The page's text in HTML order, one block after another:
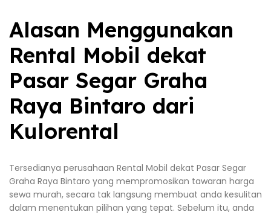
Alasan Menggunakan
Rental Mobil dekat
Pasar Segar Graha
Raya Bintaro dari
Kulorental
Tersedianya perusahaan Rental Mobil dekat Pasar Segar
Graha Raya Bintaro yang mempromosikan tawaran harga
sewa murah, secara tak langsung membuat anda kesulitan
dalam menentukan pilihan yang tepat. Sebelum itu, anda